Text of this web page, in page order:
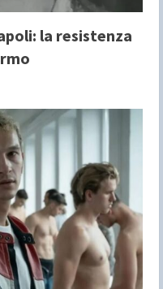
la resistenza